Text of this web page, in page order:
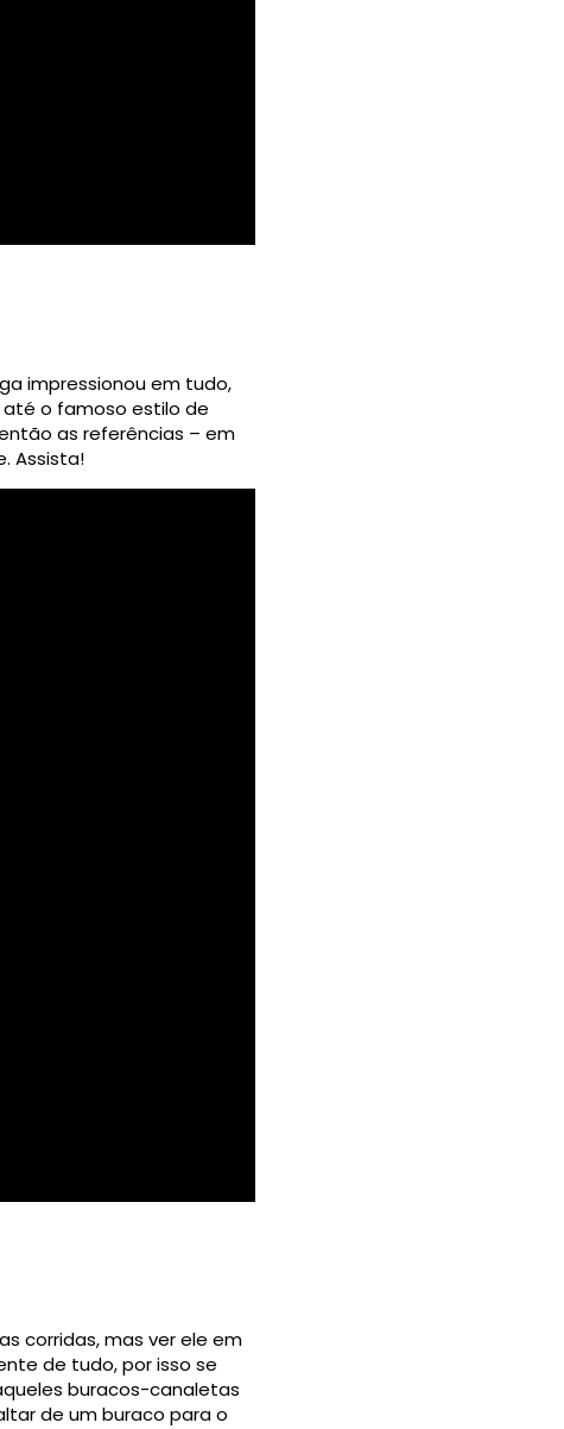
impressionou em tudo,
o famoso estilo de
então as referências – em
Assista!
corridas, mas ver ele em
de tudo, por isso se
buracos-canaletas
de um buraco para o